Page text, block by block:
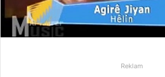
ö
n
Reklam